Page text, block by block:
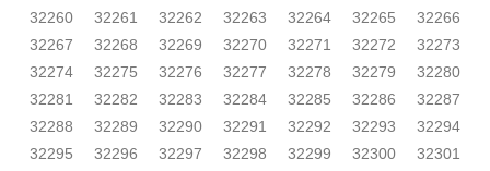
32260
32261 32262 32263 32264 32265
32266
32267
32268 32269 32270 32271 32272
32273
32274
32275 32276 32277 32278 32279
32280
32281
32282 32283 32284 32285 32286
32287
32288
32289 32290 32291 32292 32293
32294
32295
32296 32297 32298 32299 32300
32301